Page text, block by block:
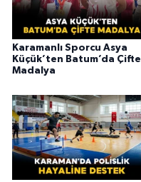
Karamanlı Sporcu Asya
Küçük’ten Batum’da Çifte
Madalya